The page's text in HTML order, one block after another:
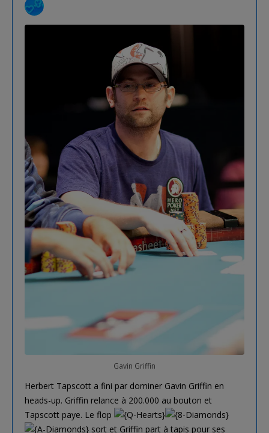
Gavin Griffin
Herbert Tapscott a fini par dominer Gavin Griffin en
heads-up. Griffin relance à 200.000 au bouton et
Tapscott paye. Le flop
sort et Griffin part à tapis pour ses